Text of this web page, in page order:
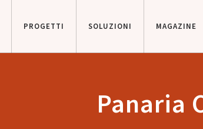
PROGETTI SOLUZIONI MAGAZINE
Panaria